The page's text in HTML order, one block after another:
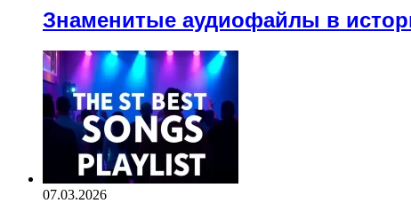
Знаменитые аудиофайлы в
07.03.2026